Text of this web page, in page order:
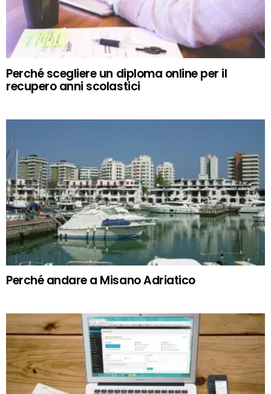
Perché scegliere un diploma online per il
recupero anni scolastici
Perché andare a Misano Adriatico